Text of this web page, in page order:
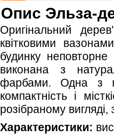
Опис Эльза-
Оригінальний
квітковими
будинку неповторне
виконана з
фарбами. Одна з
компактність і
розібраному вигляді,
Характеристики: